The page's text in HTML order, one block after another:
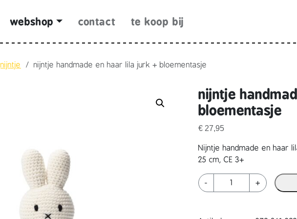
webshop contact te koop bij
nijntje nijntje handmade en haar lila jurk + bloementasje
nijntje
bloementasje
€ 27,95
Nijntje handmade en haar
25 cm, CE 3+
-
n
i
+